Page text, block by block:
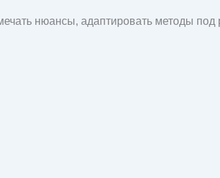
нюансы, адаптировать методы под